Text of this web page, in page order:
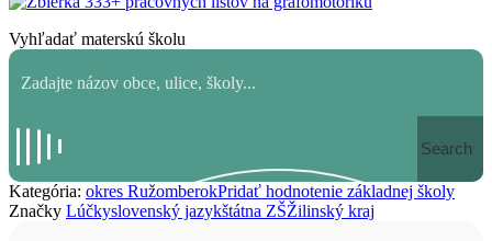
Vyhľadať materskú školu
Search
Kategória: okres RužomberokPridať hodnotenie základnej školy
Značky Lúčkyslovenský jazykštátna ZŠŽilinský kraj